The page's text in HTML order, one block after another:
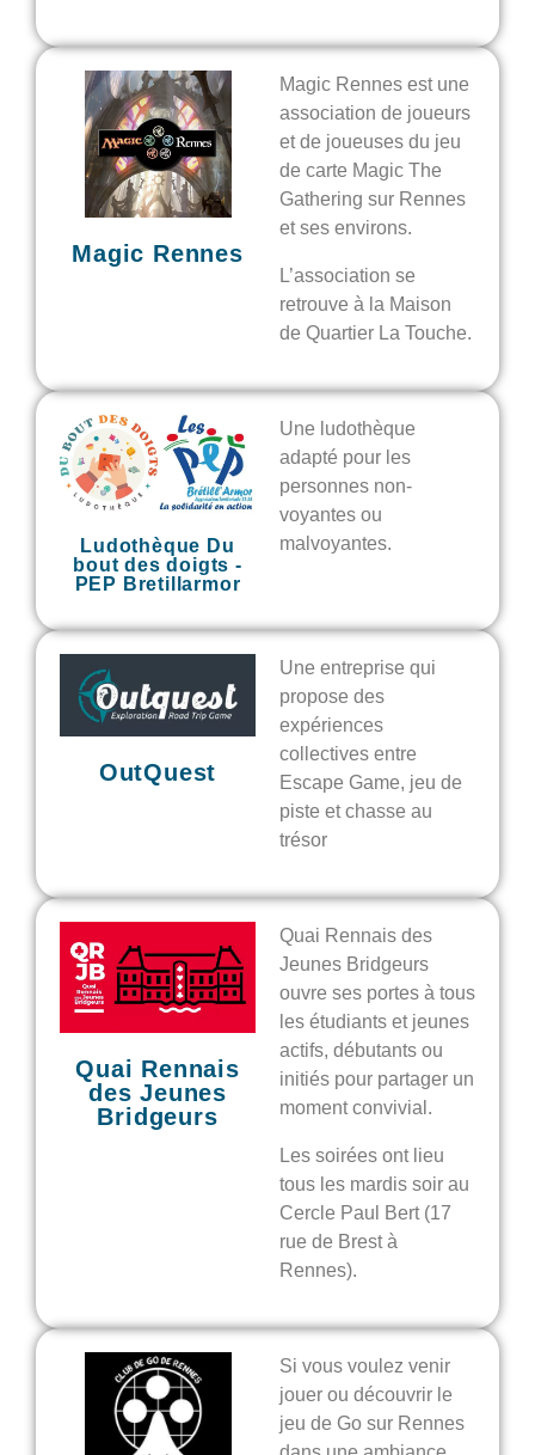
Magic Rennes
Magic Rennes est une
association de joueurs
et de joueuses du jeu
de carte Magic The
Gathering sur Rennes
et ses environs.
L’association se
retrouve à la Maison
de Quartier La Touche.
Ludothèque Du
bout des doigts -
PEP Bretillarmor
Une ludothèque
adapté pour les
personnes non-
voyantes ou
malvoyantes.
OutQuest
Une entreprise qui
propose des
expériences
collectives entre
Escape Game, jeu de
piste et chasse au
trésor
Quai Rennais
des Jeunes
Bridgeurs
Quai Rennais des
Jeunes Bridgeurs
ouvre ses portes à tous
les étudiants et jeunes
actifs, débutants ou
initiés pour partager un
moment convivial.
Les soirées ont lieu
tous les mardis soir au
Cercle Paul Bert (17
rue de Brest à
Rennes).
Si vous voulez venir
jouer ou découvrir le
jeu de Go sur Rennes